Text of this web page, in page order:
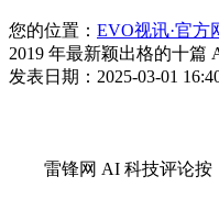
您的位置： EVO视讯·官方
2019 年最新颖出格的十篇
发表日期：2025-03-01
雷锋网 AI 科技评论按：